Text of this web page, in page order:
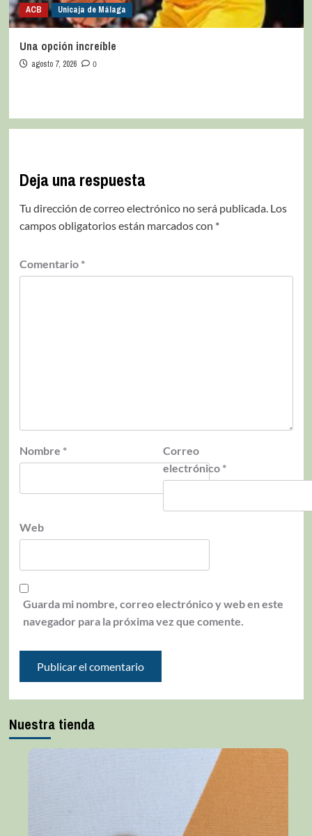
ACB Unicaja de Málaga
Una opción increíble
agosto 7, 2026 0
Deja una respuesta
Tu dirección de correo electrónico no será publicada. Los
campos obligatorios están marcados con *
Comentario *
Nombre *
Correo
electrónico *
Web
Guarda mi nombre, correo electrónico y web en este
navegador para la próxima vez que comente.
Nuestra tienda